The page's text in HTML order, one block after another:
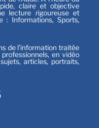
claire et objective
lecture rigoureuse et
: Informations, Sports,
de l’information traitée
en vidéo
articles, portraits,